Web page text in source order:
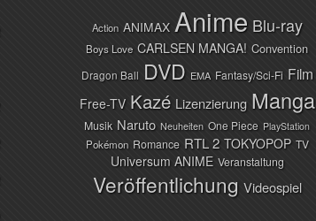
Action ANIMAX Anime Blu-ray
Boys Love CARLSEN MANGA! Convention
Dragon Ball DVD EMA Fantasy/Sci-Fi Film
Free-TV Kazé Lizenzierung Manga
Musik Naruto Neuheiten One Piece PlayStation
Pokémon Romance RTL 2 TOKYOPOP TV
Universum ANIME Veranstaltung
Veröffentlichung Videospiel